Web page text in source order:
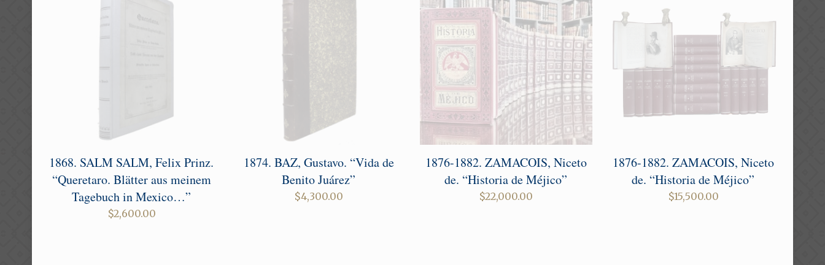
1868. SALM SALM, Felix Prinz.
“Queretaro. Blätter aus meinem
Tagebuch in Mexico…”
$2,600.00
1874. BAZ, Gustavo. “Vida de
Benito Juárez”
$4,300.00
1876-1882. ZAMACOIS, Niceto
de. “Historia de Méjico”
$22,000.00
1876-1882. ZAMACOIS, Niceto
de. “Historia de Méjico”
$15,500.00